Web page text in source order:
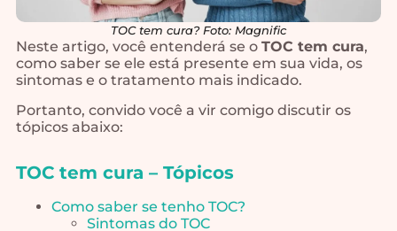
TOC tem cura? Foto: Magnific
Neste artigo, você entenderá se o TOC tem cura,
como saber se ele está presente em sua vida, os
sintomas e o tratamento mais indicado.
Portanto, convido você a vir comigo discutir os
tópicos abaixo:
TOC tem cura – Tópicos
Como saber se tenho TOC?
Sintomas do TOC